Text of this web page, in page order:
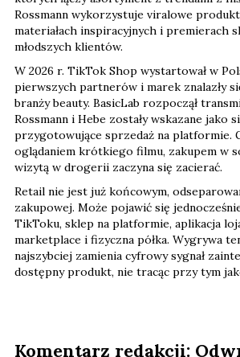
Rossmann wykorzystuje viralowe
materiałach inspiracyjnych i premierach
młodszych klientów.
W 2026 r. TikTok Shop wystartował w
pierwszych partnerów i marek znalazły
branży beauty. BasicLab rozpoczął
Rossmann i Hebe zostały wskazane jako
przygotowujące sprzedaż na platformie.
oglądaniem krótkiego filmu, zakupem w
wizytą w drogerii zaczyna się zacierać.
Retail nie jest już końcowym,
zakupowej. Może pojawić się
TikToku, sklep na platformie, aplikacja
marketplace i fizyczna półka. Wygrywa
najszybciej zamienia cyfrowy sygnał
dostępny produkt, nie tracąc przy tym
Komentarz redakcji: